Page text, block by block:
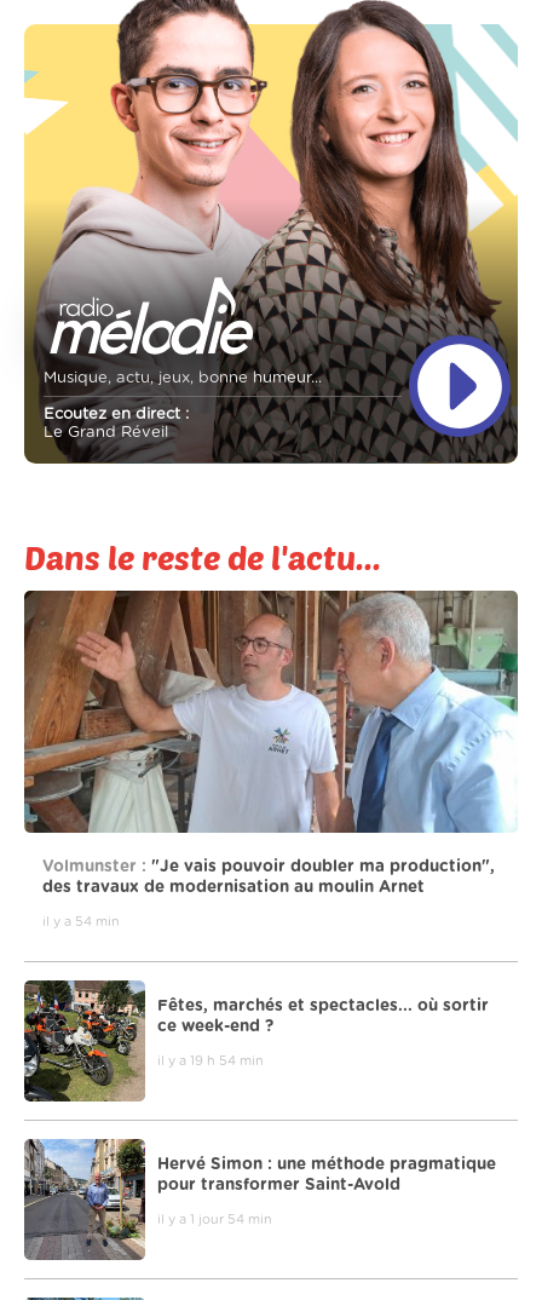
Musique, actu, jeux, bonne humeur...
Ecoutez en direct :
Le Grand Réveil
Dans le reste de l'actu...
Volmunster : "Je vais pouvoir doubler ma production",
des travaux de modernisation au moulin Arnet
il y a 54 min
Fêtes, marchés et spectacles... où sortir
ce week-end ?
il y a 19 h 54 min
Hervé Simon : une méthode pragmatique
pour transformer Saint-Avold
il y a 1 jour 54 min